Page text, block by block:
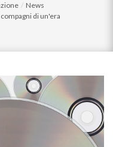
News
di un'era